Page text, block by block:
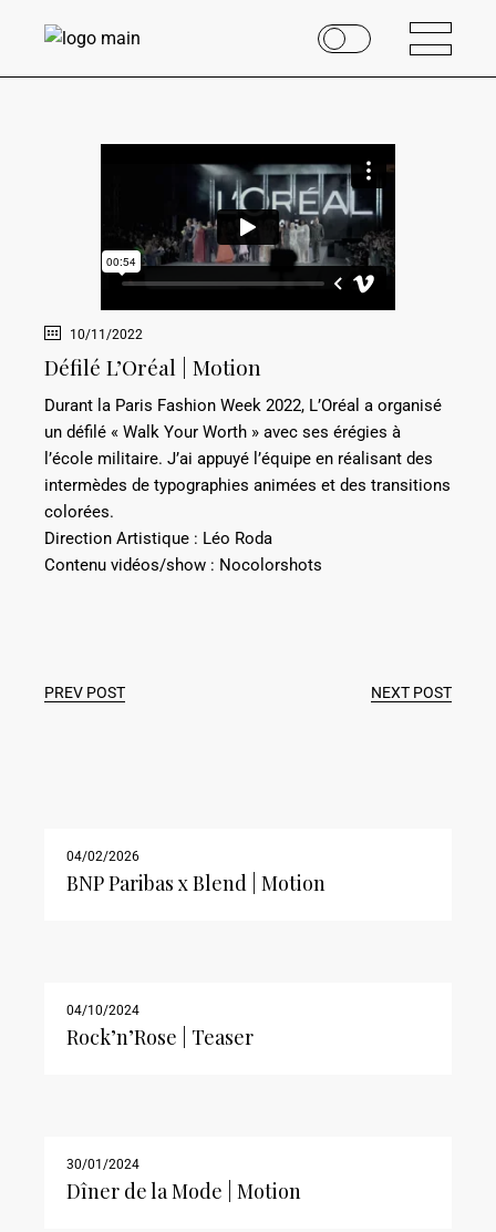
10/11/2022
Défilé L’Oréal | Motion
Durant la Paris Fashion Week 2022, L’Oréal a organisé
un défilé « Walk Your Worth » avec ses érégies à
l’école militaire. J’ai appuyé l’équipe en réalisant des
intermèdes de typographies animées et des transitions
colorées.
Direction Artistique : Léo Roda
Contenu vidéos/show : Nocolorshots
PREV POST NEXT POST
04/02/2026
BNP Paribas x Blend | Motion
04/10/2024
Rock’n’Rose | Teaser
30/01/2024
Dîner de la Mode | Motion